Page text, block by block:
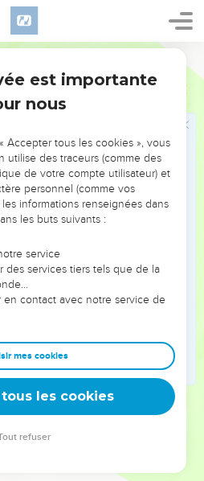
L’ÉVÉNEMENT
!
VOUS ÉVITER LES
?
voit moins les doutes, les erreurs
ont traversés, alors même que ce
les ont façonnés.
entrepreneurs, et responsables
de sagesse afin que leurs erreurs
vous guidiez un ministère, une
famille, leur expérience est faite
est importante
nous
Accepter tous les cookies », vous
utilise des traceurs (comme des
de votre compte utilisateur) et
personnel (comme vos
informations renseignées dans
les buts suivants :
service
des services tiers tels que de la
en contact avec notre service de
mes cookies
les cookies
refuser